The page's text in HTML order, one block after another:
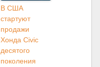
В США
стартуют
продажи
Хонда Civic
десятого
поколения